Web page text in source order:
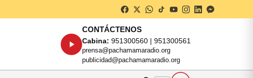
CONTÁCTENOS
Cabina: 951300560 | 951300561
prensa@pachamamaradio.org
publicidad@pachamamaradio.org